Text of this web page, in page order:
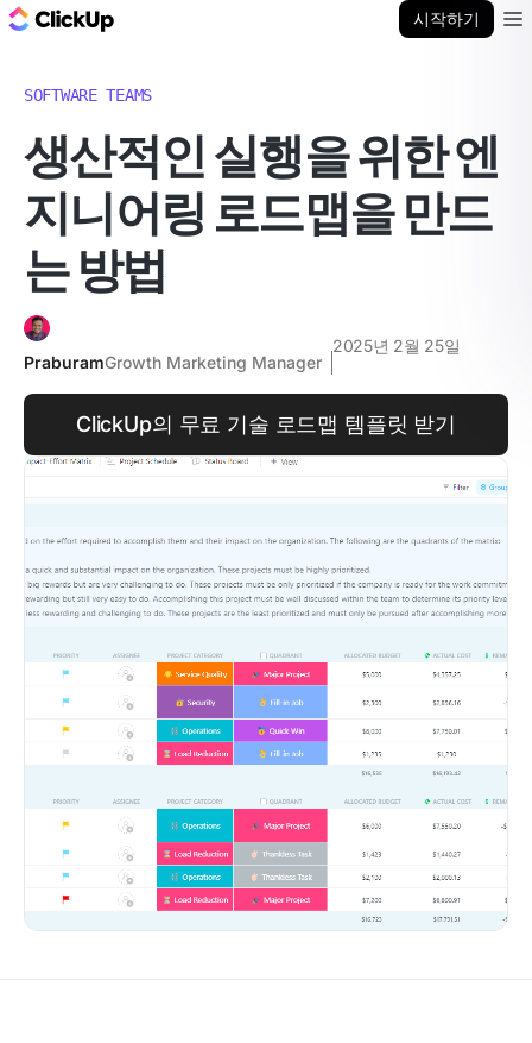
시작하기
SOFTWARE TEAMS
생산적인 실행을 위한 엔
지니어링 로드맵을 만드
는 방법
PraburamGrowth Marketing Manager
2025년 2월 25일
ClickUp의 무료 기술 로드맵 템플릿 받기